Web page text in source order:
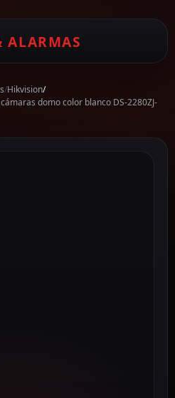
ALARMAS
/Hikvision/
domo color blanco DS-2280ZJ-